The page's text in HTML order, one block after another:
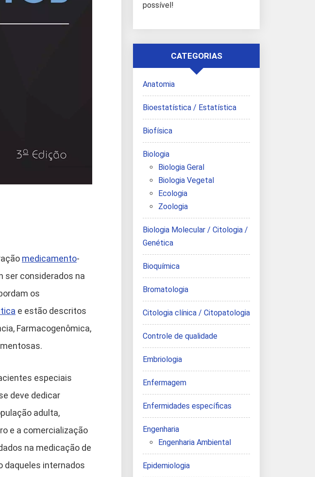
medicamento-
ser considerados na
os
e estão descritos
Farmacogenômica,
especiais
deve dedicar
adulta,
e a comercialização
na medicação de
daqueles internados
possível!
CATEGORIAS
Anatomia
Bioestatística / Estatística
Biofísica
Biologia
Biologia Geral
Biologia Vegetal
Ecologia
Zoologia
Biologia Molecular / Citologia /
Genética
Bioquímica
Bromatologia
Citologia clínica / Citopatologia
Controle de qualidade
Embriologia
Enfermagem
Enfermidades específicas
Engenharia
Engenharia Ambiental
Epidemiologia